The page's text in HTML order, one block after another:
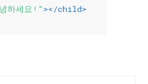
하세요!" ></child>